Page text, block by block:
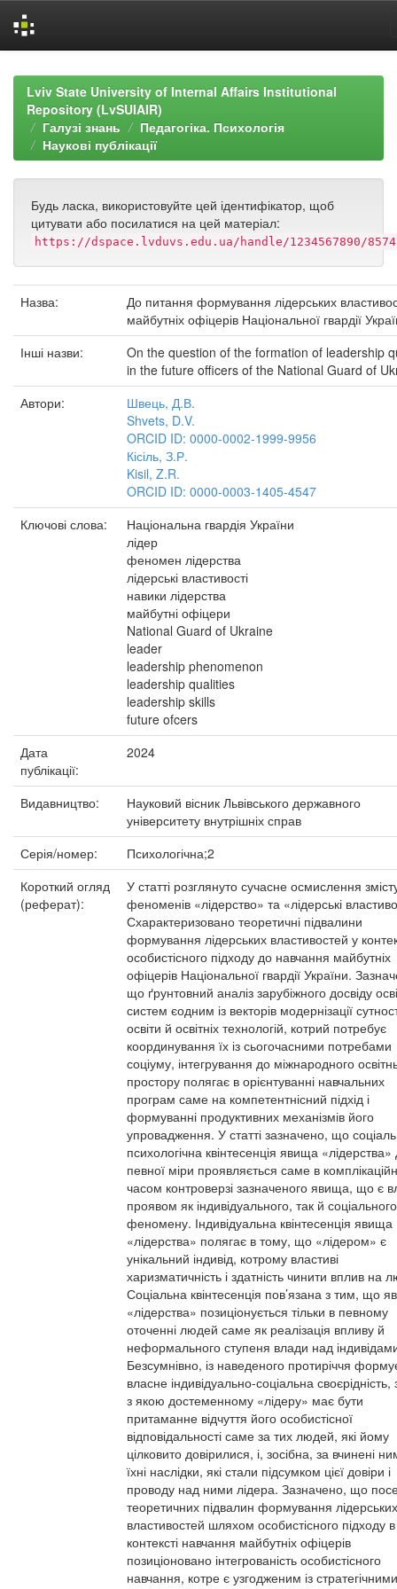
navigationLviv State University of Internal Affairs Institutional
Repository (LvSUIAIR)
Галузі знань
Педагогіка. Психологія
Наукові публікації
Будь ласка, використовуйте цей ідентифікатор, щоб
цитувати або посилатися на цей матеріал:
https://dspace.lvduvs.edu.ua/handle/1234567890/8574
Назва:
До питання формування лідерських
майбутніх офіцерів Національної гвардії
Інші назви:
On the question of the formation of leadership
in the future officers of the National Guard of
Автори:
Швець, Д.В.
Shvets, D.V.
ORCID ID: 0000-0002-1999-9956
Кісіль, З.Р.
Kisil, Z.R.
ORCID ID: 0000-0003-1405-4547
Ключові слова:
Національна гвардія України
лідер
феномен лідерства
лідерські властивості
навики лідерства
майбутні офіцери
National Guard of Ukraine
leader
leadership phenomenon
leadership qualities
leadership skills
future ofcers
Дата
публікації:
2024
Видавництво:
Науковий вісник Львівського державного
університету внутрішніх справ
Серія/номер:
Психологічна;2
Короткий огляд
(реферат):
У статті розглянуто сучасне осмислення
феноменів «лідерство» та «лідерські
Схарактеризовано теоретичні підвалини
формування лідерських властивостей у
особистісного підходу до навчання майбутніх
офіцерів Національної гвардії України.
що ґрунтовний аналіз зарубіжного досвіду
систем єодним із векторів модернізації
освіти й освітніх технологій, котрий потребує
координування їх із сьогочасними потребами
соціуму, інтегрування до міжнародного
простору полягає в орієнтуванні навчальних
програм саме на компетентнісний підхід і
формуванні продуктивних механізмів його
упровадження. У статті зазначено, що
психологічна квінтесенція явища «лідерства»
певної міри проявляється саме в
часом контроверзі зазначеного явища, що є
проявом як індивідуального, так й соціального
феномену. Індивідуальна квінтесенція явища
«лідерства» полягає в тому, що «лідером» є
унікальний індивід, котрому властиві
харизматичність і здатність чинити вплив на
Соціальна квінтесенція пов’язана з тим, що
«лідерства» позиціонується тільки в певному
оточенні людей саме як реалізація впливу й
неформального ступеня влади над
Безсумнівно, із наведеного протиріччя
власне індивідуально-соціальна своєрідність,
з якою достеменному «лідеру» має бути
притаманне відчуття його особистісної
відповідальності саме за тих людей, які йому
цілковито довірилися, і, зосібна, за вчинені
їхні наслідки, які стали підсумком цієї довіри і
проводу над ними лідера. Зазначено, що
теоретичних підвалин формування лідерських
властивостей шляхом особистісного підходу в
контексті навчання майбутніх офіцерів
позиціоновано інтегрованість особистісного
навчання, котре є узгодженим із стратегічними